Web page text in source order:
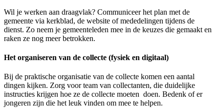
Wil je werken aan draagvlak? Communiceer het plan met de
gemeente via kerkblad, de website of mededelingen tijdens de
dienst. Zo neem je gemeenteleden mee in de keuzes die gemaakt en
raken ze nog meer betrokken.
Het organiseren van de collecte (fysiek en digitaal)
Bij de praktische organisatie van de collecte komen een aantal
dingen kijken. Zorg voor team van collectanten, die duidelijke
instructies krijgen hoe ze de collecte moeten doen. Bedenk of er
jongeren zijn die het leuk vinden om mee te helpen.